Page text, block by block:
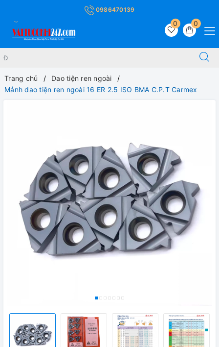
0986470139
0
0
Trang chủ
Dao tiện ren ngoài
Mảnh dao tiện ren ngoài 16 ER 2.5 ISO BMA C.P.T Carmex